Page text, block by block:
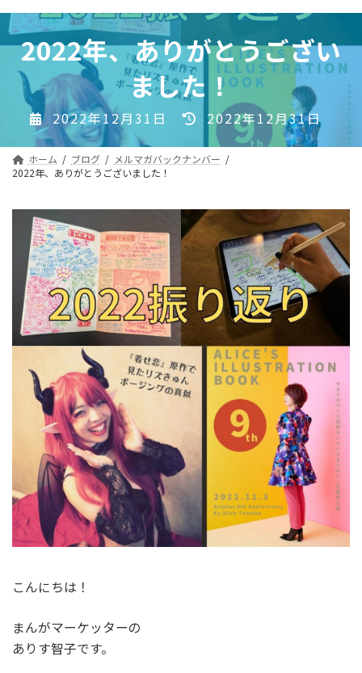
コ
ン
テ
ナ
ビ
ゲ 2022年、ありがとうござい
ました！
2022年12月31日
最
終
更
時
:
2022年12月31日
ホーム ブログ
メルマガバックナンバー
2022年、ありがとうございました！
こんにちは！
まんがマーケッターの
ありす智子です。